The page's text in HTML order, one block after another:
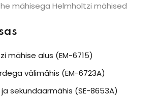
mähisega Helmholtzi mähised
mähise alus (EM-6715)
välimähis (EM-6723A)
sekundaarmähis (SE-8653A)